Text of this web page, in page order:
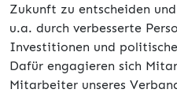
Zukunft zu entscheiden
u.a. durch verbesserte
Investitionen und
Dafür engagieren sich
Mitarbeiter unseres